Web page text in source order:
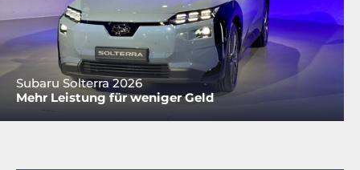
Subaru Solterra 2026
Mehr Leistung für weniger Geld